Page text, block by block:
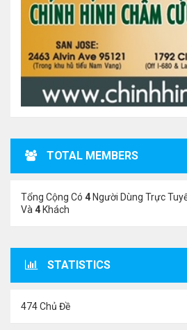
TOTAL MEMBERS
Tổng Cộng Có 4 Người Dùng Trực
Và 4 Khách
STATISTICS
474 Chủ Đề